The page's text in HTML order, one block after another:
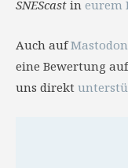
SNEScast in eurem
Auch aufMastodon
eine Bewertung
uns direkt